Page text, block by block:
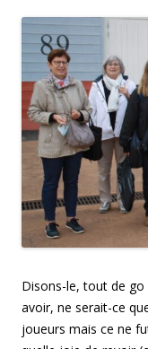
Disons-le, tout de go
avoir, ne serait-ce
joueurs mais ce ne